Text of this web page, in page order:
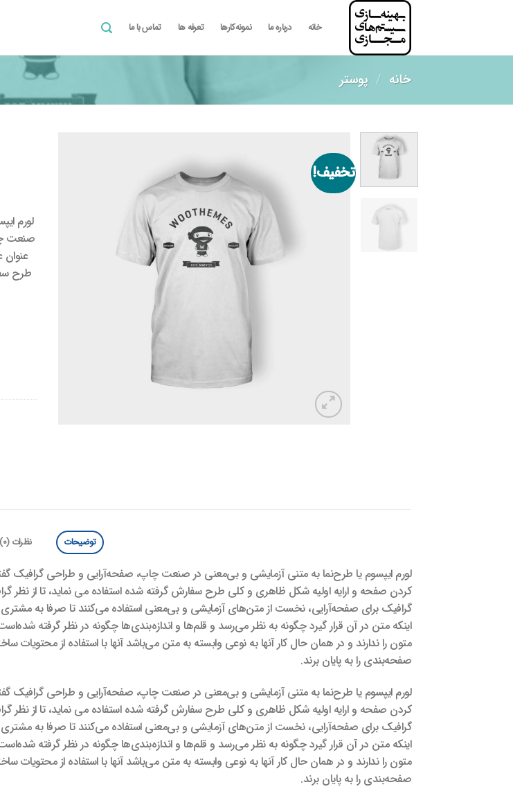
خانه درباره ما نمونه‌کارها تعرفه ها تماس با ما
خانه / پوستر
تخفیف!
صنعت
طرح
توضیحات نظرات (0)
لورم ایپسوم یا طرح‌نما به متنی آزمایشی و بی‌معنی در صنعت چاپ، صفحه‌آرایی و طراحی گرافیک
کردن صفحه و ارایه اولیه شکل ظاهری و کلی طرح سفارش گرفته شده استفاده می نماید، تا از نظر
گرافیک برای صفحه‌آرایی، نخست از متن‌های آزمایشی و بی‌معنی استفاده می‌کنند تا صرفا به
اینکه متن در آن قرار گیرد چگونه به نظر می‌رسد و قلم‌ها و اندازه‌بندی‌ها چگونه در نظر گرفته
متون را ندارند و در همان حال کار آنها به نوعی وابسته به متن می‌باشد آنها با استفاده از
صفحه‌بندی را به پایان برند.
لورم ایپسوم یا طرح‌نما به متنی آزمایشی و بی‌معنی در صنعت چاپ، صفحه‌آرایی و طراحی گرافیک
کردن صفحه و ارایه اولیه شکل ظاهری و کلی طرح سفارش گرفته شده استفاده می نماید، تا از نظر
گرافیک برای صفحه‌آرایی، نخست از متن‌های آزمایشی و بی‌معنی استفاده می‌کنند تا صرفا به
اینکه متن در آن قرار گیرد چگونه به نظر می‌رسد و قلم‌ها و اندازه‌بندی‌ها چگونه در نظر گرفته
متون را ندارند و در همان حال کار آنها به نوعی وابسته به متن می‌باشد آنها با استفاده از
صفحه‌بندی را به پایان برند.